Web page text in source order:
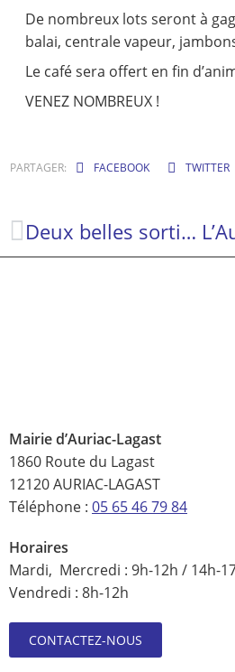
De nombreux lots seront à
balai, centrale vapeur,
Le café sera offert en fin
VENEZ NOMBREUX !
PARTAGER: FACEBOOK TWITTER
Deux belles sorties pour l’Association Vélo d’Auriac-Lagast
Mairie d’Auriac-Lagast
1860 Route du Lagast
12120 AURIAC-LAGAST
Téléphone : 05 65 46 79 84
Horaires
Mardi, Mercredi : 9h-12h / 14h-
Vendredi : 8h-12h
CONTACTEZ-NOUS